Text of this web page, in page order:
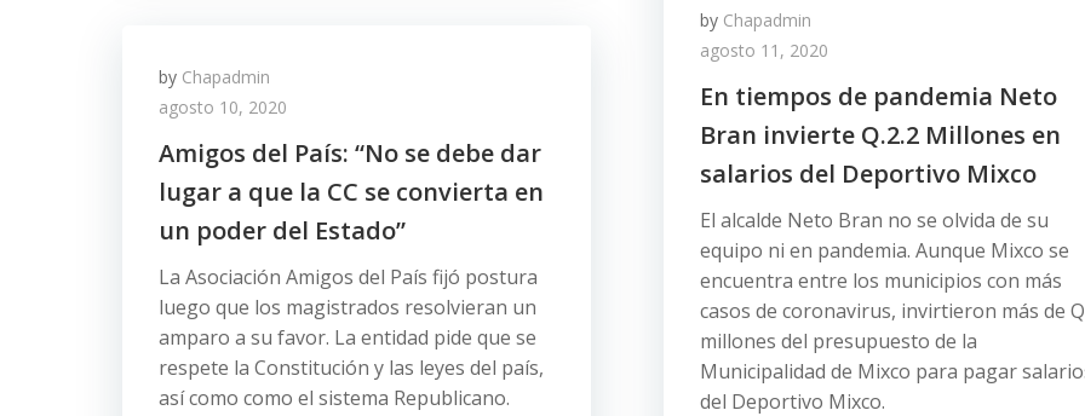
by Chapadmin
agosto 11, 2020
En tiempos de pandemia Neto
Bran invierte Q.2.2 Millones en
salarios del Deportivo Mixco
El alcalde Neto Bran no se olvida de su
equipo ni en pandemia. Aunque Mixco se
encuentra entre los municipios con más
casos de coronavirus, invirtieron más de
millones del presupuesto de la
Municipalidad de Mixco para pagar
del Deportivo Mixco.
by Chapadmin
agosto 10, 2020
Amigos del País: “No se debe dar
lugar a que la CC se convierta en
un poder del Estado”
La Asociación Amigos del País fijó postura
luego que los magistrados resolvieran un
amparo a su favor. La entidad pide que se
respete la Constitución y las leyes del país,
así como como el sistema Republicano.